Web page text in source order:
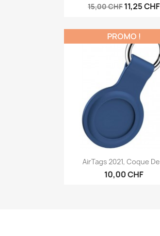
15,00 CHF11,25 CHF
Aperçu rapide
AirTags 2021, Coque
10,00 CHF
PROMO !